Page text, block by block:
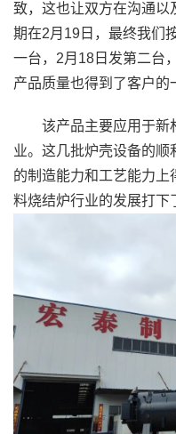
致，这也让双方在沟通以
期在2月19日，最终我们
一台，2月18日发第二台
产品质量也得到了客户的
该产品主要应用于新
业。这几批炉壳设备的顺
的制造能力和工艺能力
料烧结炉行业的发展打下